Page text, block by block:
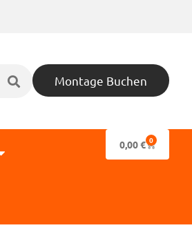
Montage Buchen
0,00€ 0